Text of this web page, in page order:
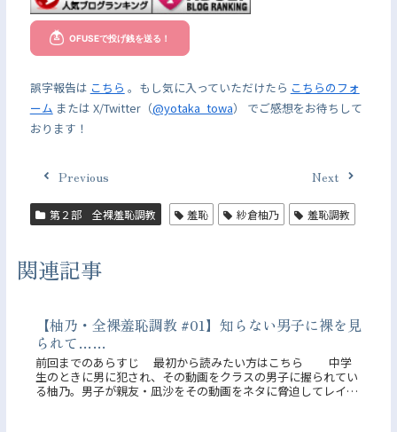
誤字報告は こちら 。もし気に入っていただけたら こちらのフォ
ーム または X/Twitter（@yotaka_towa） でご感想をお待ちして
おります！
Previous Next
第２部 全裸羞恥調教 羞恥 紗倉柚乃 羞恥調教
関連記事
【柚乃・全裸羞恥調教 #01】知らない男子に裸を見
られて……
前回までのあらすじ 最初から読みたい方はこちら 中学
生のときに男に犯され、その動画をクラスの男子に握られてい
る柚乃。男子が親友・凪沙をその動画をネタに脅迫してレイプ